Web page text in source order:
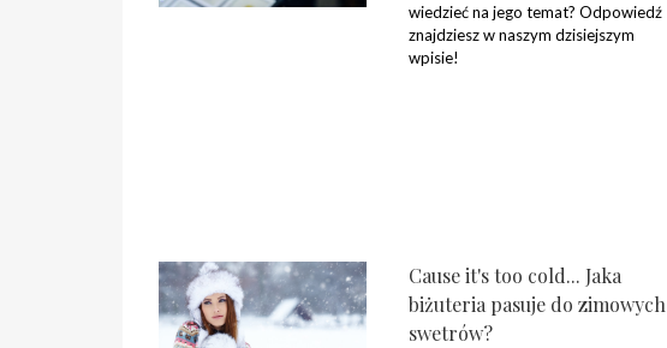
wiedzieć na jego temat? Odpowiedź
znajdziesz w naszym dzisiejszym
wpisie!
Cause it's too cold... Jaka
biżuteria pasuje do zimowych
swetrów?